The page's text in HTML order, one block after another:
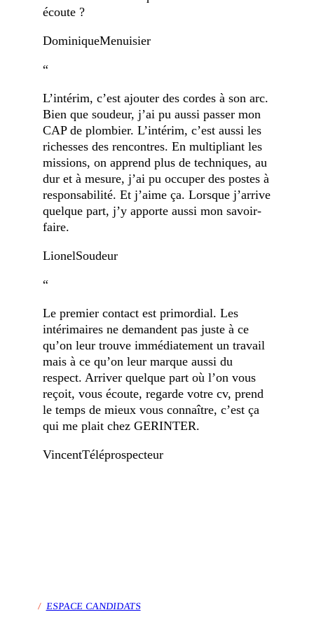
écoute ?
DominiqueMenuisier
“
L’intérim, c’est ajouter des cordes à son arc.
Bien que soudeur, j’ai pu aussi passer mon
CAP de plombier. L’intérim, c’est aussi les
richesses des rencontres. En multipliant les
missions, on apprend plus de techniques, au
dur et à mesure, j’ai pu occuper des postes à
responsabilité. Et j’aime ça. Lorsque j’arrive
quelque part, j’y apporte aussi mon savoir-
faire.
LionelSoudeur
“
Le premier contact est primordial. Les
intérimaires ne demandent pas juste à ce
qu’on leur trouve immédiatement un travail
mais à ce qu’on leur marque aussi du
respect. Arriver quelque part où l’on vous
reçoit, vous écoute, regarde votre cv, prend
le temps de mieux vous connaître, c’est ça
qui me plait chez GERINTER.
VincentTéléprospecteur
/ ESPACE CANDIDATS